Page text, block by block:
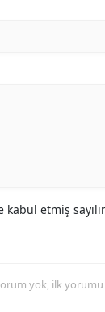
etmiş
yok, ilk yorumu